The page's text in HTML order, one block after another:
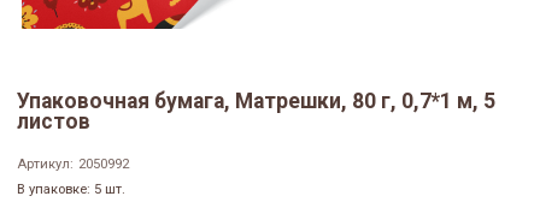
Упаковочная бумага, Матрешки, 80 г, 0,7*1 м, 5
листов
Артикул: 2050992
В упаковке: 5 шт.